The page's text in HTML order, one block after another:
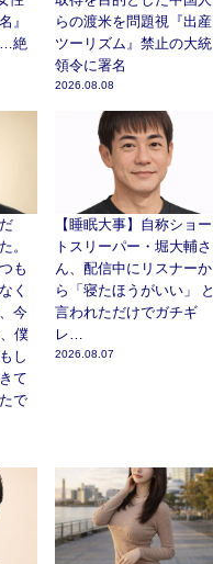
』
…絶
らの渡米を問題視『出産
ツーリズム』禁止の大統
領令に署名
2026.08.08
。
も
く
今
僕
し
て
で
【睡眠大事】自称ショー
トスリーパー・堀大輔さ
ん、配信中にリスナーか
ら「寝たほうがいい」 と
言われただけでガチギ
レ…
2026.08.07